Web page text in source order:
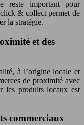
reste important pour
& collect permet de
la stratégie.
et des
à l’origine locale et
de proximité avec
les produits locaux est
commerciaux